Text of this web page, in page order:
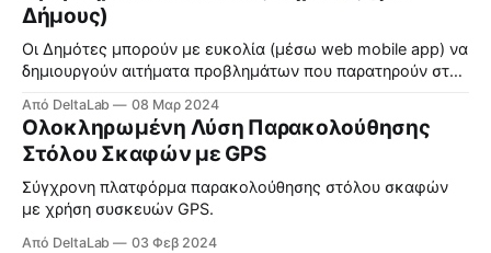
Δήμους)
Οι Δημότες μπορούν με ευκολία (μέσω web mobile app) να
δημιουργούν αιτήματα προβλημάτων που παρατηρούν στη
τους.
Από DeltaLab 08 Μαρ 2024
Ολοκληρωμένη Λύση Παρακολούθησης
Στόλου Σκαφών με GPS
Σύγχρονη πλατφόρμα παρακολούθησης στόλου σκαφών
με χρήση συσκευών GPS.
Από DeltaLab 03 Φεβ 2024